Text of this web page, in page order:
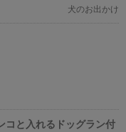
犬のお出かけ
コと入れるドッグラン付